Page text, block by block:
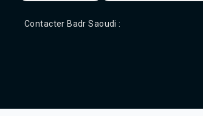
Contacter Badr Saoudi :